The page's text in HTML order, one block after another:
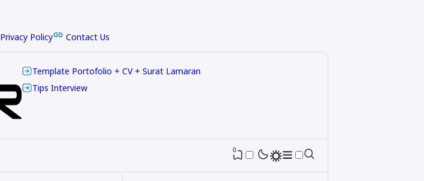
Privacy Policy Contact Us
Template Portofolio + CV + Surat Lamaran
Tips Interview
0